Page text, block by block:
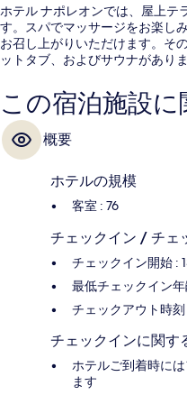
ホテル ナポレオンでは、屋上テ
す。スパでマッサージをお楽し
お召し上がりいただけます。そ
ットタブ、およびサウナがありま
この宿泊施設
概要
ホテルの規模
客室 : 76
チェックイン / チェ
チェックイン開始 :
最低チェックイン年
チェックアウト時
チェックインに関す
ホテルご到着時に
ます